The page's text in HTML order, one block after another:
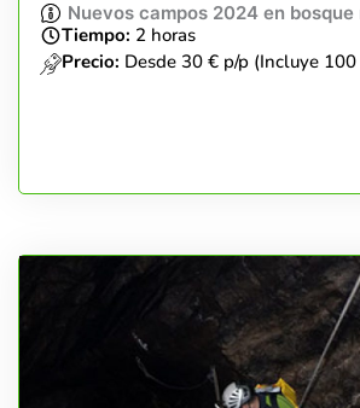
Nuevos campos 2024 en
Tiempo: 2 horas
Precio: Desde 30 € p/p (Incluye